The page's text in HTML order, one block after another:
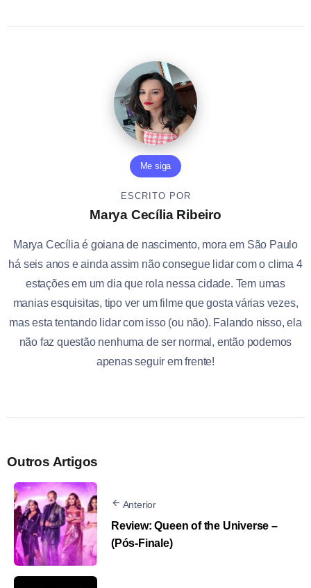
Me siga
ESCRITO POR
Marya Cecília Ribeiro
Marya Cecília é goiana de nascimento, mora em São Paulo
há seis anos e ainda assim não consegue lidar com o clima 4
estações em um dia que rola nessa cidade. Tem umas
manias esquisitas, tipo ver um filme que gosta várias vezes,
mas esta tentando lidar com isso (ou não). Falando nisso, ela
não faz questão nenhuma de ser normal, então podemos
apenas seguir em frente!
Outros Artigos
Anterior
Review: Queen of the Universe –
(Pós-Finale)